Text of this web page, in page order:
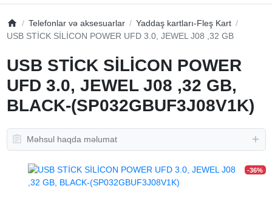
Telefonlar və aksesuarlar
Yaddaş kartları-Fleş Kart
USB STİCK SİLİCON POWER UFD 3.0, JEWEL J08 ,32 GB
USB STİCK SİLİCON POWER
UFD 3.0, JEWEL J08 ,32 GB,
BLACK-(SP032GBUF3J08V1K)
Məhsul haqda məlumat
-36%